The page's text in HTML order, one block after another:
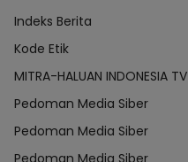
Indeks Berita
Kode Etik
MITRA-HALUAN INDONESIA TV
Pedoman Media Siber
Pedoman Media Siber
Pedoman Media Siber